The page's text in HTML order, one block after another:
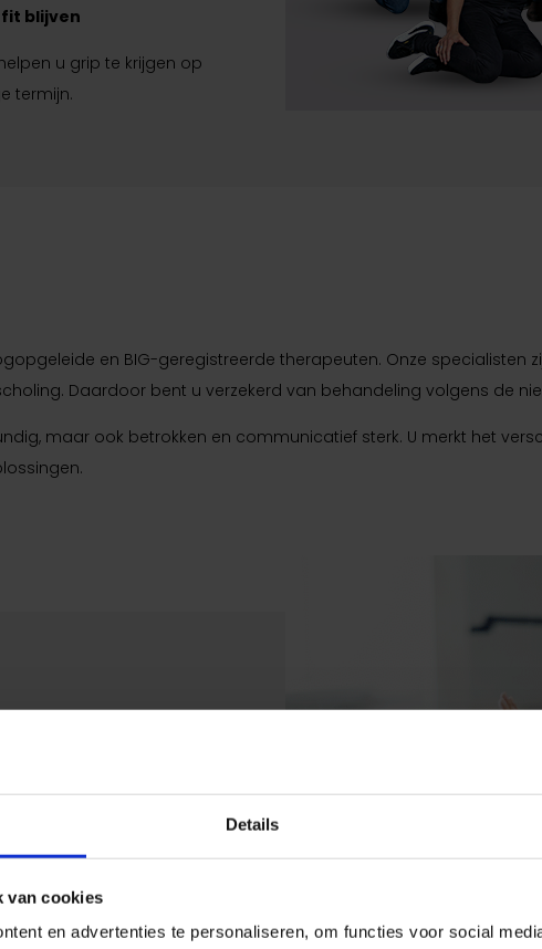
Details
van cookies
en advertenties te personaliseren, om functies voor social
fit blijven
u grip te krijgen op
termijn.
en BIG-geregistreerde therapeuten. Onze specialisten
Daardoor bent u verzekerd van behandeling volgens de
maar ook betrokken en communicatief sterk. U merkt het
is de combinatie van
bieden onder andere: